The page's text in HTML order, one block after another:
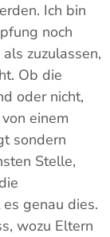
Ich bin
noch
zuzulassen,
Ob die
oder nicht,
einem
sondern
Stelle,
genau dies.
wozu Eltern